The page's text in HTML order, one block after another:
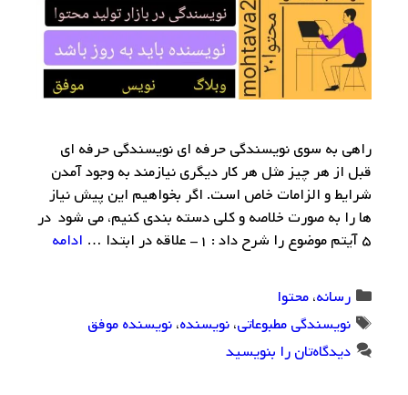
راهی به سوی نویسندگی حرفه ای نویسندگی حرفه ای
قبل از هر چیز مثل هر کار دیگری نیازمند به وجود آمدن
شرایط و الزامات خاص است. اگر بخواهیم این پیش نیاز
ها را به صورت خلاصه و کلی دسته بندی کنیم، می شود در
۵ آیتم موضوع را شرح داد : ۱- علاقه در ابتدا …
ادامه
دسته‌ها
رسانه،محتوا
برچسب‌ها
نویسندگی مطبوعاتی،نویسنده،نویسنده موفق
دیدگاه‌تان را بنویسید